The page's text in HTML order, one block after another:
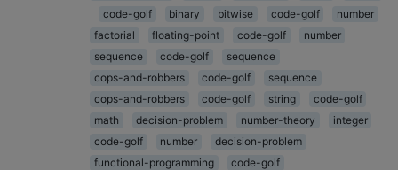
code-golf
binary bitwise code-golf
number
factorial
floating-point code-golf
number
sequence
code-golf
sequence
cops-and-robbers
code-golf
sequence
cops-and-robbers
code-golf string
code-golf
math
decision-problem number-theory
integer
code-golf
number
decision-problem
functional-programming
code-golf